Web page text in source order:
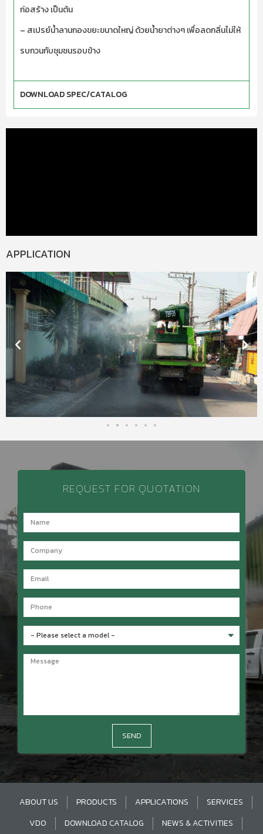
ก่อสร้าง เป็นต้น
– สเปรย์น้ำลานกองขยะขนาดใหญ่ ด้วยน้ำยาต่างๆ เพื่อลดกลิ่นไม่ให้
รบกวนกับชุมชนรอบข้าง
DOWNLOAD SPEC/CATALOG
APPLICATION
REQUEST FOR QUOTATION
SEND
ABOUT US PRODUCTS APPLICATIONS
SERVICES
VDO
DOWNLOAD CATALOG NEWS & ACTIVITIES